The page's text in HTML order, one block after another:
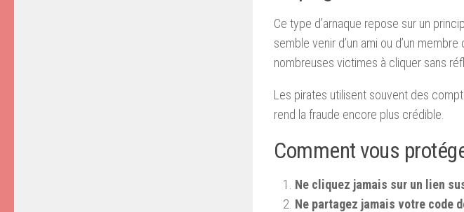
Ce type d’arnaque repose sur un
semble venir d’un ami ou d’un
nombreuses victimes à cliquer sans
Les pirates utilisent souvent des
rend la fraude encore plus crédible.
Comment vous
Ne cliquez jamais sur un lien
Ne partagez jamais votre code